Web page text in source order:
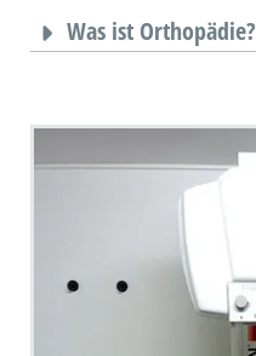
Was ist Orthopädie?